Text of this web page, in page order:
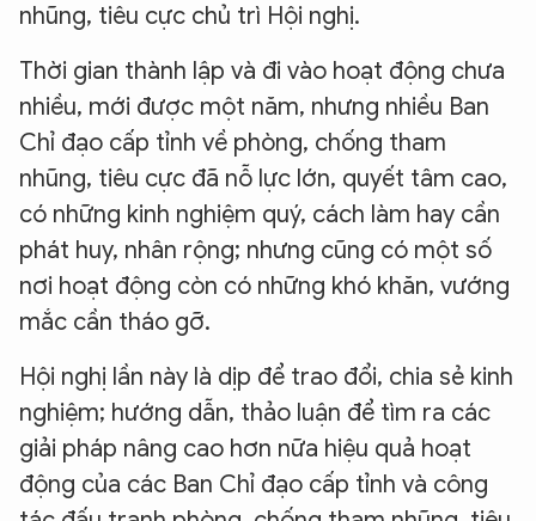
nhũng, tiêu cực chủ trì Hội nghị.
Thời gian thành lập và đi vào hoạt động chưa
nhiều, mới được một năm, nhưng nhiều Ban
Chỉ đạo cấp tỉnh về phòng, chống tham
nhũng, tiêu cực đã nỗ lực lớn, quyết tâm cao,
có những kinh nghiệm quý, cách làm hay cần
phát huy, nhân rộng; nhưng cũng có một số
nơi hoạt động còn có những khó khăn, vướng
mắc cần tháo gỡ.
Hội nghị lần này là dịp để trao đổi, chia sẻ kinh
nghiệm; hướng dẫn, thảo luận để tìm ra các
giải pháp nâng cao hơn nữa hiệu quả hoạt
động của các Ban Chỉ đạo cấp tỉnh và công